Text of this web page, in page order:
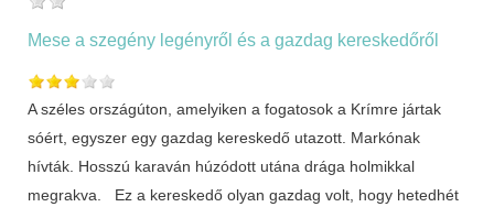
Mese a szegény legényről és a gazdag kereskedőről
A széles országúton, amelyiken a fogatosok a Krímre jártak
sóért, egyszer egy gazdag kereskedő utazott. Markónak
hívták. Hosszú karaván húzódott utána drága holmikkal
megrakva. Ez a kereskedő olyan gazdag volt, hogy hetedhét